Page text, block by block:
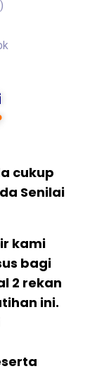
cukup
Senilai
kami
bagi
2 rekan
ini.